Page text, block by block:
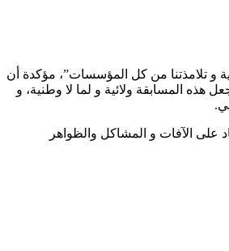
و تلامذتنا من كل المؤسسات”، مؤكدة أن
هذه المسابقة ولائية و لما لا وطنية، و
على الآفات و المشاكل والظواهر